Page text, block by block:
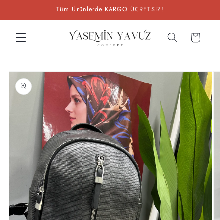
Tüm Ürünlerde KARGO ÜCRETSİZ!
Sepet
Ürün
bilgisine
atla